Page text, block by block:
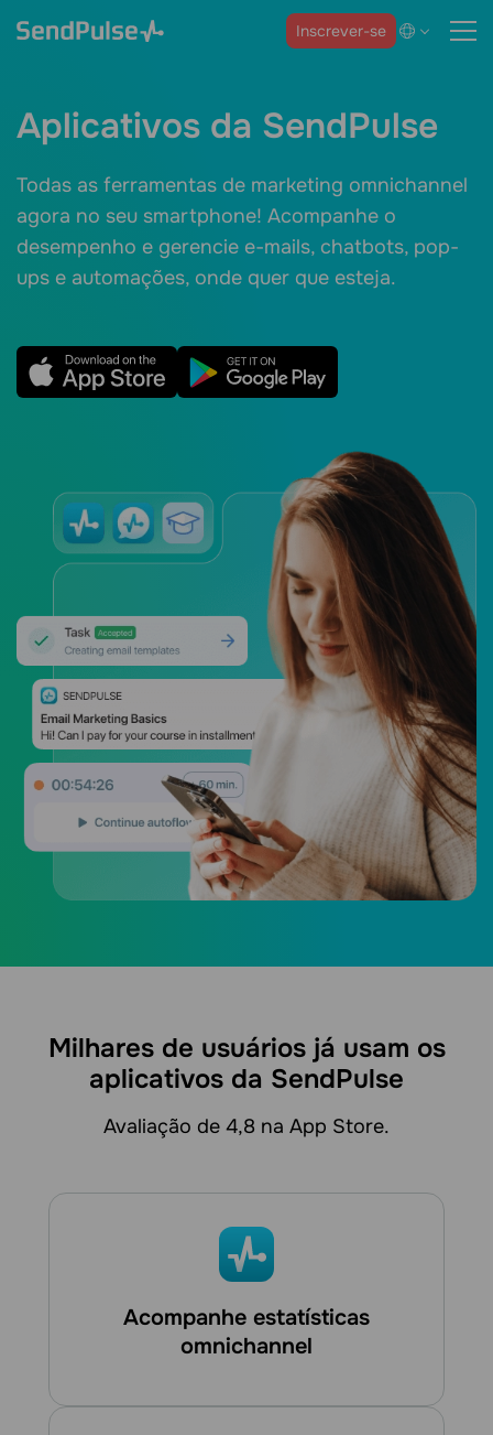
Inscrever-se
Aplicativos da SendPulse
Todas as ferramentas de marketing omnichannel
agora no seu smartphone! Acompanhe o
desempenho e gerencie e-mails, chatbots, pop-
ups e automações, onde quer que esteja.
Milhares de usuários já usam os
aplicativos da SendPulse
Avaliação de 4,8 na App Store.
Acompanhe estatísticas
omnichannel